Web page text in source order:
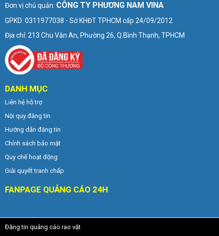
Đơn vị chủ quản: CÔNG TY PHƯƠNG NAM VINA
GPKD: 0311977038 - Sở KHĐT TPHCM cấp 24/09/2012
Địa chỉ: 213 Chu Văn An, Phường 26, Q.Bình Thạnh, TPHCM
DANH MỤC
Liên hệ hỗ trợ
Nội quy đăng tin
Hướng dẫn đăng tin
Chính sách bảo mật
Quy chế hoạt động
Giải quyết tranh chấp
FANPAGE QUẢNG CÁO 24H
Đăng tin quảng cáo rao vặt